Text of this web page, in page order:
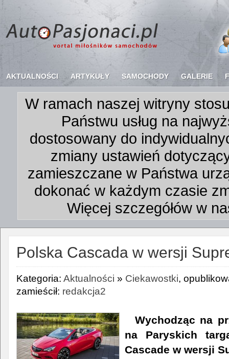
AKTUALNOŚCI ARTYKUŁY SAMOCHODY GALERIE
W ramach naszej witryny
Państwu usług na
dostosowany do
zmiany ustawień
zamieszczane w Państwa
dokonać w każdym czasie
Więcej szczegółów w
Polska Cascada w wersji
Kategoria: Aktualności » Ciekawostki,
zamieścił: redakcja2
Wychodząc na
na Paryskich
Cascade w wersji